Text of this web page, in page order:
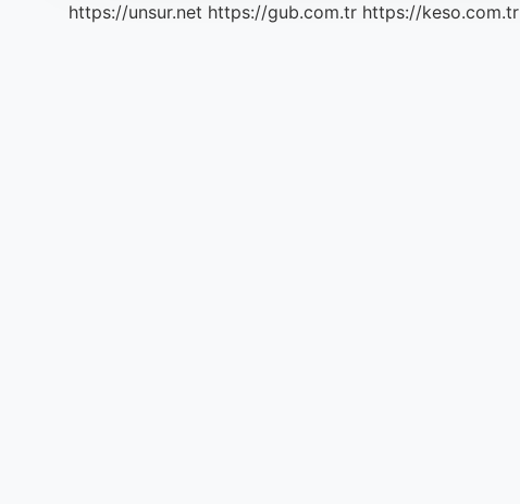
https://unsur.net https://gub.com.tr https://keso.com.tr